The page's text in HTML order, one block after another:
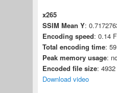
x265
SSIM Mean Y:
Encoding speed: 0.14
Total encoding time:
Peak memory usage:
Encoded file size:
Download video